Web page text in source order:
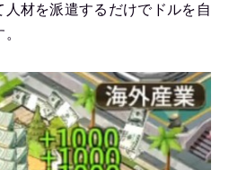
材を派遣するだけでドルを自